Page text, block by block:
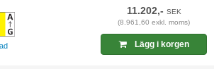
11.202,- SEK
(8.961,60 exkl. moms)
Lägg i korgen